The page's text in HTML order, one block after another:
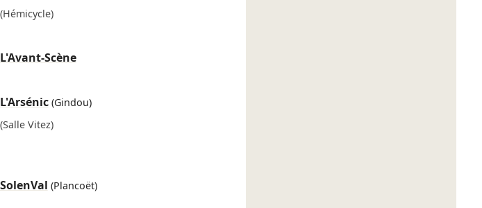
(Hémicycle)
L'Avant-Scène
L'Arsénic (Gindou)
(Salle Vitez)
SolenVal (Plancoët)